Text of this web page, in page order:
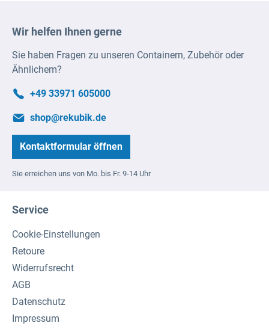
Wir helfen Ihnen gerne
Sie haben Fragen zu unseren Containern, Zubehör oder
Ähnlichem?
+49 33971 605000
shop@rekubik.de
Kontaktformular öffnen
Sie erreichen uns von Mo. bis Fr. 9-14 Uhr
Service
Cookie-Einstellungen
Retoure
Widerrufsrecht
AGB
Datenschutz
Impressum